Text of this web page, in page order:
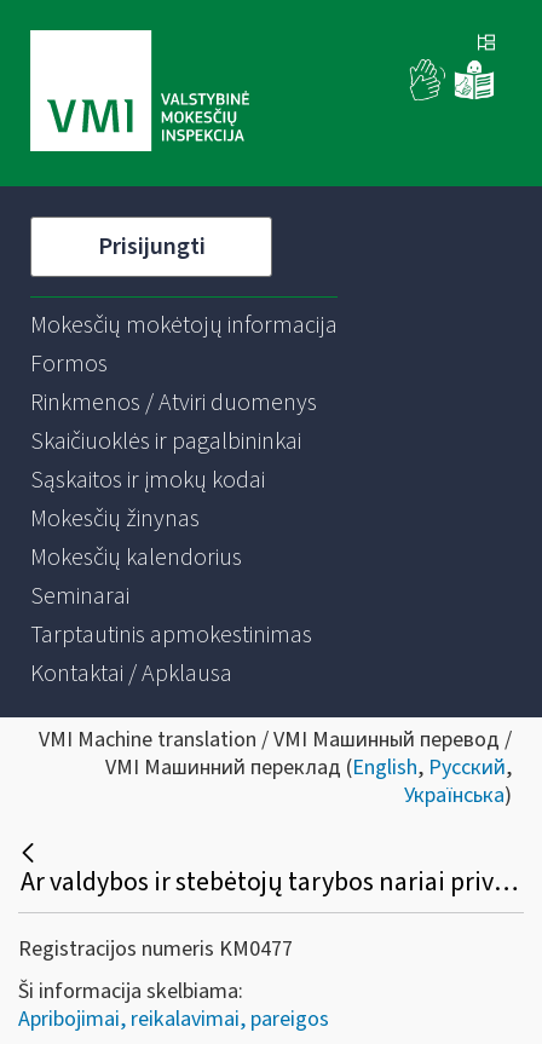
Prisijungti
Mokesčių mokėtojų informacija
Formos
Rinkmenos / Atviri duomenys
Skaičiuoklės ir pagalbininkai
Sąskaitos ir įmokų kodai
Mokesčių žinynas
Mokesčių kalendorius
Seminarai
Tarptautinis apmokestinimas
Kontaktai / Apklausa
VMI Machine translation / VMI Машинный перевод /
VMI Машинний переклад (English, Русский,
Українська)
Ar valdybos ir stebėtojų tarybos nariai privalo registruoti individualią veiklą?
Registracijos numeris KM0477
Ši informacija skelbiama:
Apribojimai, reikalavimai, pareigos